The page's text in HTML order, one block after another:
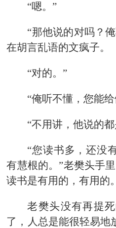
“嗯。”
“那他说的对吗？
在胡言乱语的文疯子。
“对的。”
“俺听不懂，您能
“不用讲，他说的
“您读书多，还没
有慧根的。”老樊头手
读书是有用的，有用的
老樊头没有再提
了，人总是能很轻易地